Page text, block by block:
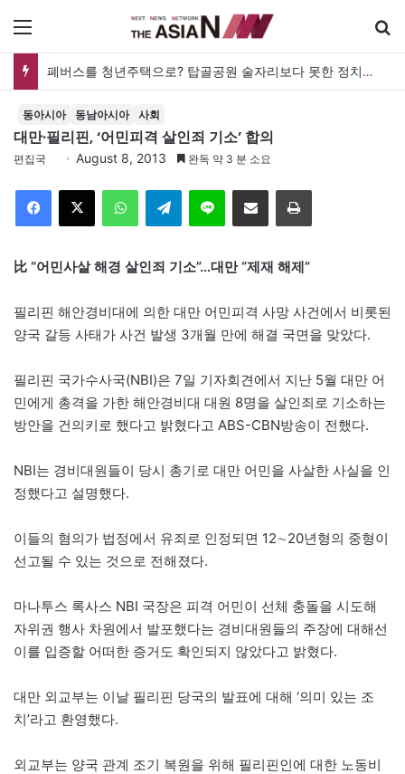
폐버스를 청년주택으로? 탑골공원 술자리보다 못한 정치의 상상력
동아시아 동남아시아 사회
대만·필리핀, ‘어민피격 살인죄 기소’ 합의
편집국 August 8, 2013 완독 약 3 분 소요
Telegram 이메일
比 “어민사살 해경 살인죄 기소”…대만 “제재 해제”
필리핀 해안경비대에 의한 대만 어민피격 사망 사건에서 비롯된
양국 갈등 사태가 사건 발생 3개월 만에 해결 국면을 맞았다.
필리핀 국가수사국(NBI)은 7일 기자회견에서 지난 5월 대만 어
민에게 총격을 가한 해안경비대 대원 8명을 살인죄로 기소하는
방안을 건의키로 했다고 밝혔다고 ABS-CBN방송이 전했다.
NBI는 경비대원들이 당시 총기로 대만 어민을 사살한 사실을 인
정했다고 설명했다.
이들의 혐의가 법정에서 유죄로 인정되면 12∼20년형의 중형이
선고될 수 있는 것으로 전해졌다.
마나투스 록사스 NBI 국장은 피격 어민이 선체 충돌을 시도해
자위권 행사 차원에서 발포했다는 경비대원들의 주장에 대해선
이를 입증할 어떠한 증거도 확인되지 않았다고 밝혔다.
대만 외교부는 이날 필리핀 당국의 발표에 대해 ‘의미 있는 조
치’라고 환영했다.
외교부는 양국 관계 조기 복원을 위해 필리핀인에 대한 노동비